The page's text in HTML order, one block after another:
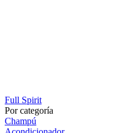
Full Spirit
Por categoría
Champú